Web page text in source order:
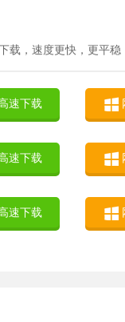
载，速度更快，更平稳
速下载
速下载
速下载